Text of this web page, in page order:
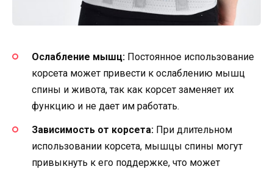
Ослабление мышц: Постоянное использование
корсета может привести к ослаблению мышц
спины и живота, так как корсет заменяет их
функцию и не дает им работать.
Зависимость от корсета: При длительном
использовании корсета, мышцы спины могут
привыкнуть к его поддержке, что может